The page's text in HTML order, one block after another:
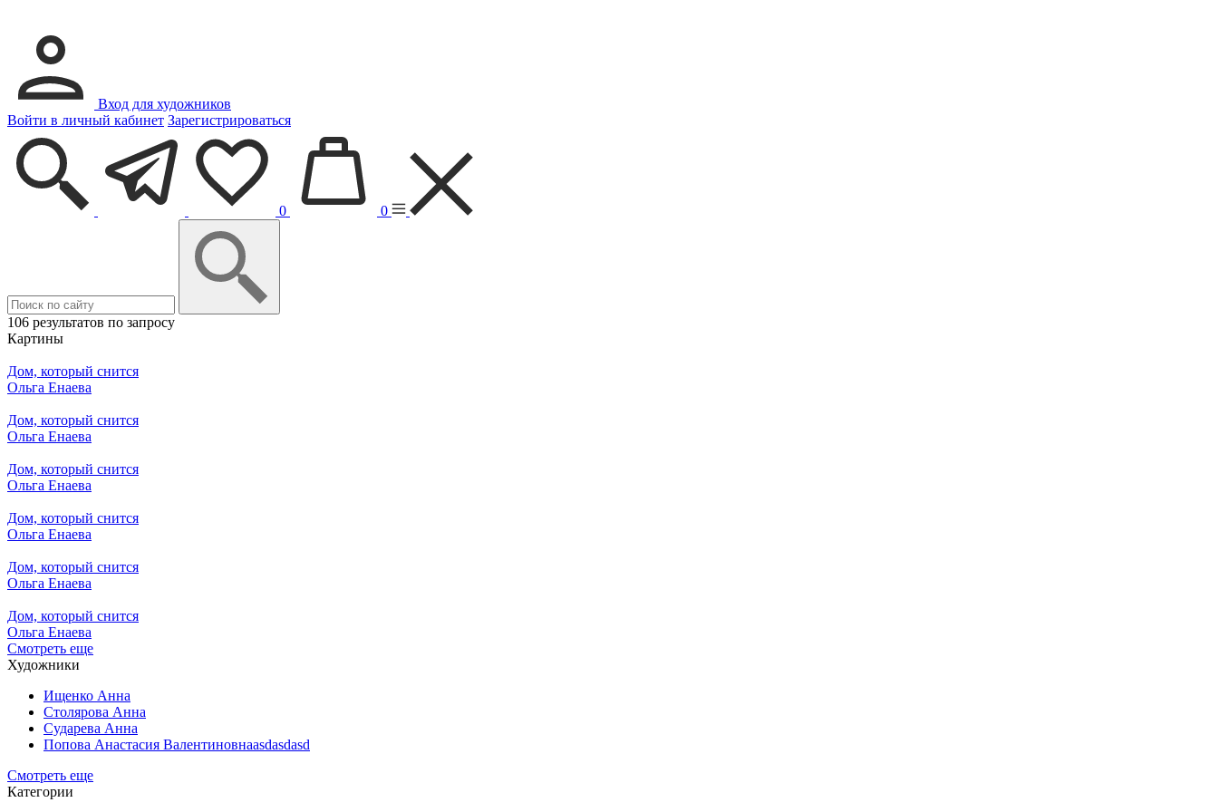
Вход для художников
Войти в личный кабинет Зарегистрироваться
0 0
106 результатов по запросу
Картины
Дом, который снится
Ольга Енаева
Дом, который снится
Ольга Енаева
Дом, который снится
Ольга Енаева
Дом, который снится
Ольга Енаева
Дом, который снится
Ольга Енаева
Дом, который снится
Ольга Енаева
Смотреть еще
Художники
Ищенко Анна
Столярова Анна
Сударева Анна
Попова Анастасия Валентиновнаasdasdasd
Смотреть еще
Категории